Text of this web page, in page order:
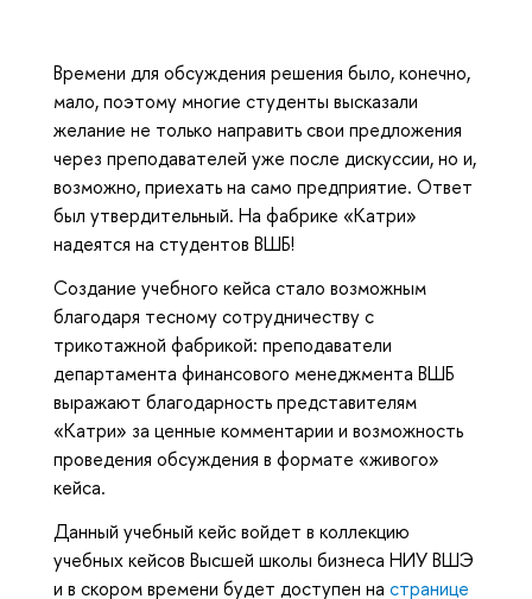
Времени для обсуждения решения было, конечно,
мало, поэтому многие студенты высказали
желание не только направить свои предложения
через преподавателей уже после дискуссии, но и,
возможно, приехать на само предприятие. Ответ
был утвердительный. На фабрике «Катри»
надеятся на студентов ВШБ!
Создание учебного кейса стало возможным
благодаря тесному сотрудничеству с
трикотажной фабрикой: преподаватели
департамента финансового менеджмента ВШБ
выражают благодарность представителям
«Катри» за ценные комментарии и возможность
проведения обсуждения в формате «живого»
кейса.
Данный учебный кейс войдет в коллекцию
учебных кейсов Высшей школы бизнеса НИУ ВШЭ
и в скором времени будет доступен на странице